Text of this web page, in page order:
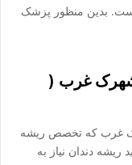
بدین منظور پزشک
غرب (
غرب که تخصص ریشه
ریشه دندان نیاز به